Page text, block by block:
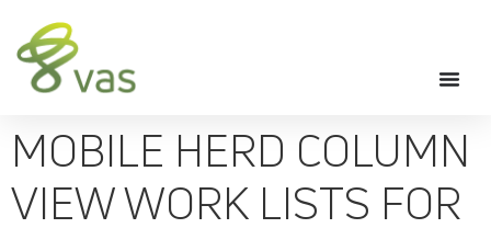
MOBILE HERD COLUMN
VIEW WORK LISTS FOR